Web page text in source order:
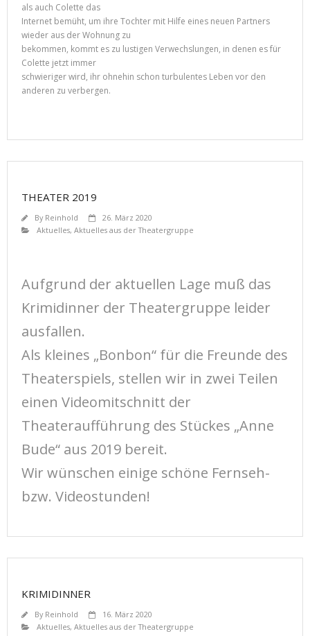
als auch Colette das
Internet bemüht, um ihre Tochter mit Hilfe eines neuen Partners
wieder aus der Wohnung zu
bekommen, kommt es zu lustigen Verwechslungen, in denen es für
Colette jetzt immer
schwieriger wird, ihr ohnehin schon turbulentes Leben vor den
anderen zu verbergen.
THEATER 2019
By Reinhold
26. März 2020
Aktuelles, Aktuelles aus der Theatergruppe
Aufgrund der aktuellen Lage muß das
Krimidinner der Theatergruppe leider
ausfallen.
Als kleines „Bonbon“ für die Freunde des
Theaterspiels, stellen wir in zwei Teilen
einen Videomitschnitt der
Theateraufführung des Stückes „Anne
Bude“ aus 2019 bereit.
Wir wünschen einige schöne Fernseh-
bzw. Videostunden!
KRIMIDINNER
By Reinhold
16. März 2020
Aktuelles, Aktuelles aus der Theatergruppe